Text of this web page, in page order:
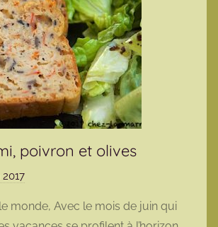
poivron et olives
r
monde, Avec le mois de juin qui